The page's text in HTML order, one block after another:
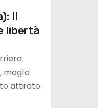
Il
libertà
meglio
attirato